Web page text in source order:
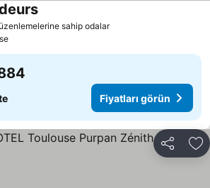
sahip odalar
Fiyatları görün
Paylaş